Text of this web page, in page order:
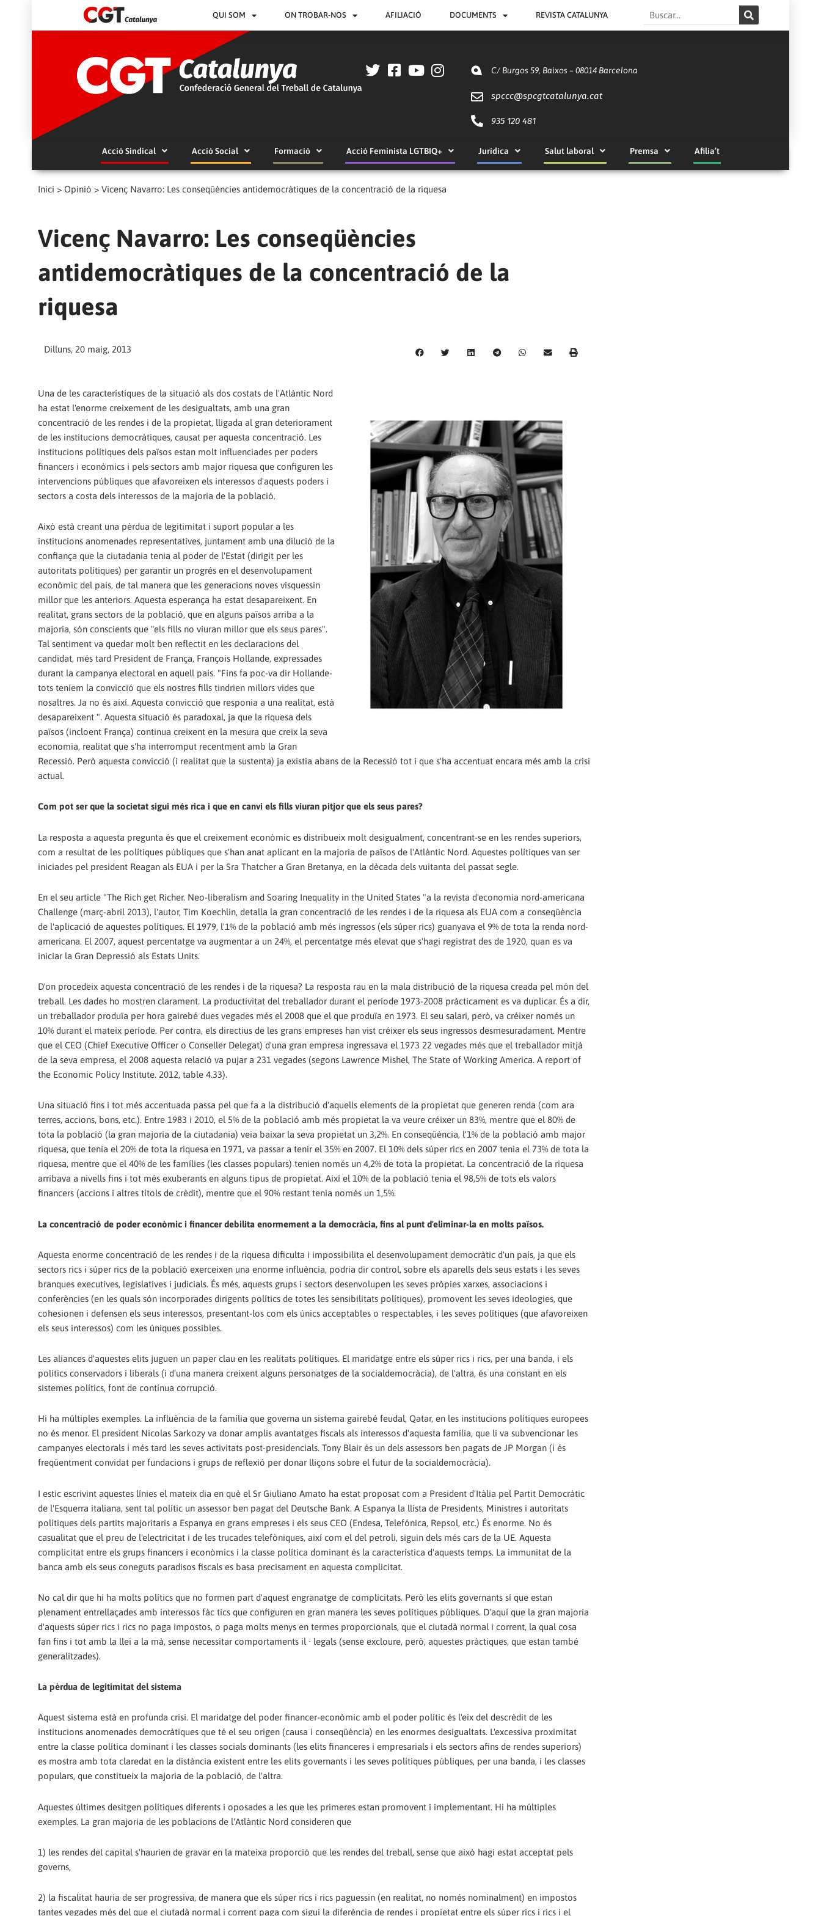
QUI SOM ON TROBAR-NOS AFILIACIÓ DOCUMENTS REVISTA CATALUNYA Search
C/ Burgos 59, Baixos – 08014 Barcelona
spccc@spcgtcatalunya.cat
935 120 481
Acció Sindical Acció Social Formació Acció Feminista LGTBIQ+ Jurídica Salut laboral Premsa Afilia’t
Inici > Opinió > Vicenç Navarro: Les conseqüències antidemocràtiques de la concentració de la riquesa
Vicenç Navarro: Les conseqüències
antidemocràtiques de la concentració de la
riquesa
Dilluns, 20 maig, 2013
Una de les característiques de la situació als dos costats de l'Atlàntic Nord
ha estat l'enorme creixement de les desigualtats, amb una gran
concentració de les rendes i de la propietat, lligada al gran deteriorament
de les institucions democràtiques, causat per aquesta concentració. Les
institucions polítiques dels països estan molt influenciades per poders
financers i econòmics i pels sectors amb major riquesa que configuren les
intervencions públiques que afavoreixen els interessos d'aquests poders i
sectors a costa dels interessos de la majoria de la població.
Això està creant una pèrdua de legitimitat i suport popular a les
institucions anomenades representatives, juntament amb una dilució de la
confiança que la ciutadania tenia al poder de l'Estat (dirigit per les
autoritats polítiques) per garantir un progrés en el desenvolupament
econòmic del país, de tal manera que les generacions noves visquessin
millor que les anteriors. Aquesta esperança ha estat desapareixent. En
realitat, grans sectors de la població, que en alguns països arriba a la
majoria, són conscients que "els fills no viuran millor que els seus pares".
Tal sentiment va quedar molt ben reflectit en les declaracions del
candidat, més tard President de França, François Hollande, expressades
durant la campanya electoral en aquell país. "Fins fa poc-va dir Hollande-
tots teníem la convicció que els nostres fills tindrien millors vides que
nosaltres. Ja no és així. Aquesta convicció que responia a una realitat, està
desapareixent ". Aquesta situació és paradoxal, ja que la riquesa dels
països (incloent França) continua creixent en la mesura que creix la seva
economia, realitat que s'ha interromput recentment amb la Gran
Recessió. Però aquesta convicció (i realitat que la sustenta) ja existia abans de la Recessió tot i que s'ha accentuat encara més amb la crisi
actual.
Com pot ser que la societat sigui més rica i que en canvi els fills viuran pitjor que els seus pares?
La resposta a aquesta pregunta és que el creixement econòmic es distribueix molt desigualment, concentrant-se en les rendes superiors,
com a resultat de les polítiques públiques que s'han anat aplicant en la majoria de països de l'Atlàntic Nord. Aquestes polítiques van ser
iniciades pel president Reagan als EUA i per la Sra Thatcher a Gran Bretanya, en la dècada dels vuitanta del passat segle.
En el seu article "The Rich get Richer. Neo-liberalism and Soaring Inequality in the United States "a la revista d'economia nord-americana
Challenge (març-abril 2013), l'autor, Tim Koechlin, detalla la gran concentració de les rendes i de la riquesa als EUA com a conseqüència
de l'aplicació de aquestes polítiques. El 1979, l'1% de la població amb més ingressos (els súper rics) guanyava el 9% de tota la renda nord-
americana. El 2007, aquest percentatge va augmentar a un 24%, el percentatge més elevat que s'hagi registrat des de 1920, quan es va
iniciar la Gran Depressió als Estats Units.
D'on procedeix aquesta concentració de les rendes i de la riquesa? La resposta rau en la mala distribució de la riquesa creada pel món del
treball. Les dades ho mostren clarament. La productivitat del treballador durant el període 1973-2008 pràcticament es va duplicar. És a dir,
un treballador produïa per hora gairebé dues vegades més el 2008 que el que produïa en 1973. El seu salari, però, va créixer només un
10% durant el mateix període. Per contra, els directius de les grans empreses han vist créixer els seus ingressos desmesuradament. Mentre
que el CEO (Chief Executive Officer o Conseller Delegat) d'una gran empresa ingressava el 1973 22 vegades més que el treballador mitjà
de la seva empresa, el 2008 aquesta relació va pujar a 231 vegades (segons Lawrence Mishel, The State of Working America. A report of
the Economic Policy Institute. 2012, table 4.33).
Una situació fins i tot més accentuada passa pel que fa a la distribució d'aquells elements de la propietat que generen renda (com ara
terres, accions, bons, etc.). Entre 1983 i 2010, el 5% de la població amb més propietat la va veure créixer un 83%, mentre que el 80% de
tota la població (la gran majoria de la ciutadania) veia baixar la seva propietat un 3,2%. En conseqüència, l'1% de la població amb major
riquesa, que tenia el 20% de tota la riquesa en 1971, va passar a tenir el 35% en 2007. El 10% dels súper rics en 2007 tenia el 73% de tota la
riquesa, mentre que el 40% de les famílies (les classes populars) tenien només un 4,2% de tota la propietat. La concentració de la riquesa
arribava a nivells fins i tot més exuberants en alguns tipus de propietat. Així el 10% de la població tenia el 98,5% de tots els valors
financers (accions i altres títols de crèdit), mentre que el 90% restant tenia només un 1,5%.
La concentració de poder econòmic i financer debilita enormement a la democràcia, fins al punt d'eliminar-la en molts països.
Aquesta enorme concentració de les rendes i de la riquesa dificulta i impossibilita el desenvolupament democràtic d'un país, ja que els
sectors rics i súper rics de la població exerceixen una enorme influència, podria dir control, sobre els aparells dels seus estats i les seves
branques executives, legislatives i judicials. És més, aquests grups i sectors desenvolupen les seves pròpies xarxes, associacions i
conferències (en les quals són incorporades dirigents polítics de totes les sensibilitats polítiques), promovent les seves ideologies, que
cohesionen i defensen els seus interessos, presentant-los com els únics acceptables o respectables, i les seves polítiques (que afavoreixen
els seus interessos) com les úniques possibles.
Les aliances d'aquestes elits juguen un paper clau en les realitats polítiques. El maridatge entre els súper rics i rics, per una banda, i els
polítics conservadors i liberals (i d'una manera creixent alguns personatges de la socialdemocràcia), de l'altra, és una constant en els
sistemes polítics, font de contínua corrupció.
Hi ha múltiples exemples. La influència de la família que governa un sistema gairebé feudal, Qatar, en les institucions polítiques europees
no és menor. El president Nicolas Sarkozy va donar amplis avantatges fiscals als interessos d'aquesta família, que li va subvencionar les
campanyes electorals i més tard les seves activitats post-presidencials. Tony Blair és un dels assessors ben pagats de JP Morgan (i és
freqüentment convidat per fundacions i grups de reflexió per donar lliçons sobre el futur de la socialdemocràcia).
I estic escrivint aquestes línies el mateix dia en què el Sr Giuliano Amato ha estat proposat com a President d'Itàlia pel Partit Democràtic
de l'Esquerra italiana, sent tal polític un assessor ben pagat del Deutsche Bank. A Espanya la llista de Presidents, Ministres i autoritats
polítiques dels partits majoritaris a Espanya en grans empreses i els seus CEO (Endesa, Telefónica, Repsol, etc.) És enorme. No és
casualitat que el preu de l'electricitat i de les trucades telefòniques, així com el del petroli, siguin dels més cars de la UE. Aquesta
complicitat entre els grups financers i econòmics i la classe política dominant és la característica d'aquests temps. La immunitat de la
banca amb els seus coneguts paradisos fiscals es basa precisament en aquesta complicitat.
No cal dir que hi ha molts polítics que no formen part d'aquest engranatge de complicitats. Però les elits governants sí que estan
plenament entrellaçades amb interessos fàc tics que configuren en gran manera les seves polítiques públiques. D'aquí que la gran majoria
d'aquests súper rics i rics no paga impostos, o paga molts menys en termes proporcionals, que el ciutadà normal i corrent, la qual cosa
fan fins i tot amb la llei a la mà, sense necessitar comportaments il · legals (sense excloure, però, aquestes pràctiques, que estan també
generalitzades).
La pèrdua de legitimitat del sistema
Aquest sistema està en profunda crisi. El maridatge del poder financer-econòmic amb el poder polític és l'eix del descrèdit de les
institucions anomenades democràtiques que té el seu origen (causa i conseqüència) en les enormes desigualtats. L'excessiva proximitat
entre la classe política dominant i les classes socials dominants (les elits financeres i empresarials i els sectors afins de rendes superiors)
es mostra amb tota claredat en la distància existent entre les elits governants i les seves polítiques públiques, per una banda, i les classes
populars, que constitueix la majoria de la població, de l'altra.
Aquestes últimes desitgen polítiques diferents i oposades a les que les primeres estan promovent i implementant. Hi ha múltiples
exemples. La gran majoria de les poblacions de l'Atlàntic Nord consideren que
1) les rendes del capital s'haurien de gravar en la mateixa proporció que les rendes del treball, sense que això hagi estat acceptat pels
governs,
2) la fiscalitat hauria de ser progressiva, de manera que els súper rics i rics paguessin (en realitat, no només nominalment) en impostos
tantes vegades més del que el ciutadà normal i corrent paga com sigui la diferència de rendes i propietat entre els súper rics i rics i el